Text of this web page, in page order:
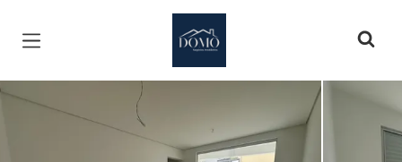
Página inicial